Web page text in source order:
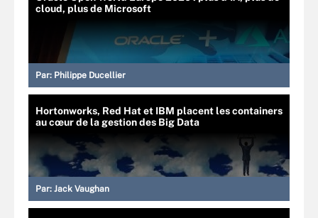
cloud, plus de Microsoft
Par: Philippe Ducellier
Hortonworks, Red Hat et IBM placent les containers
au cœur de la gestion des Big Data
Par: Jack Vaughan